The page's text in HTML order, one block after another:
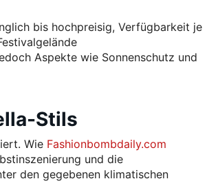
bis hochpreisig, Verfügbarkeit je
Aspekte wie Sonnenschutz und
Stils
Wie Fashionbombdaily.com
und die
den gegebenen klimatischen